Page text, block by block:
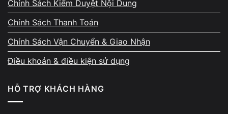
bất thường sau sửa, kỹ thuật sẵn sàng kiểm
tra lại miễn phí và hỗ trợ xử lý đến khi thiết
bị hoạt động ổn định. Chính sách rõ ràng này
giúp khách yên tâm sử dụng máy lâu dài.
Chính Sách Kiểm Duyệt Nội Dung
Chính Sách Thanh Toán
Chính Sách Vận Chuyển & Giao Nhận
Điều khoản & điều kiện sử dụng
HỖ TRỢ KHÁCH HÀNG